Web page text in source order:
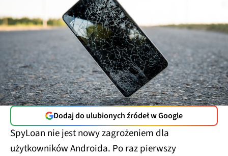
Dodaj do ulubionych źródeł w Google
SpyLoan nie jest nowy zagrożeniem dla
użytkowników Androida. Po raz pierwszy